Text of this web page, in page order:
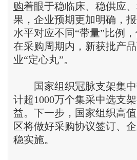
购着眼于稳临床、稳供应
果，企业预期更加明确，
水平对应不同“带量”比例
在采购周期内，新获批产
业“定心丸”。
国家组织冠脉支架集中
计超1000万个集采中选支
益。下一步，国家组织高
区将做好采购协议签订、
稳实施。